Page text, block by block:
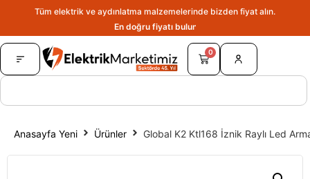
Tüm elektrik ve aydınlatma malzemelerinde bizden fiyat alın.
En doğru fiyatı bulun.
0
Anasayfa Yeni Ürünler Global K2 Ktl168 İznik Raylı Led